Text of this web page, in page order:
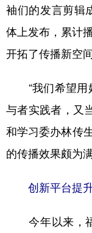
袖们的发言剪辑
体上发布，累计
开拓了传播新空间
“我们希望用
与者实践者，又
和学习委办林传
的传播效果颇为满
创新平台提升
今年以来，福